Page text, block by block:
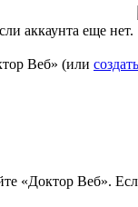
аккаунта еще нет.
Веб» (или
«Доктор Веб».